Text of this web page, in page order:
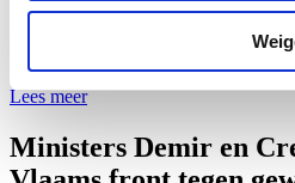
ze fungeren als
verbinden bewoners, … In totaal
Lees meer
Ministers Demir en